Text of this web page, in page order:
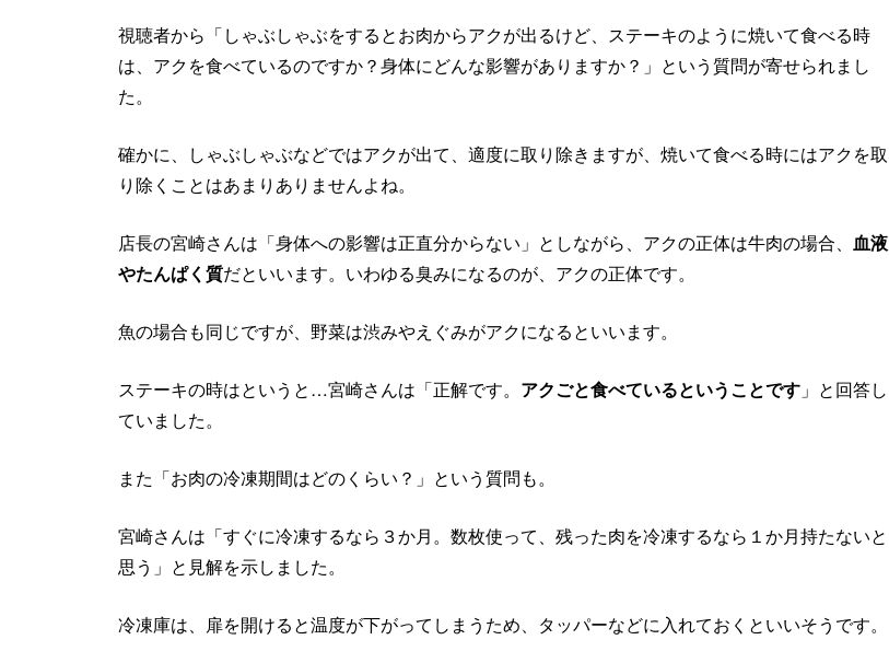
視聴者から「しゃぶしゃぶをするとお肉からアクが出るけど、ステーキのように焼いて食べる時
は、アクを食べているのですか？身体にどんな影響がありますか？」という質問が寄せられまし
た。
確かに、しゃぶしゃぶなどではアクが出て、適度に取り除きますが、焼いて食べる時にはアクを取
り除くことはあまりありませんよね。
店長の宮崎さんは「身体への影響は正直分からない」としながら、アクの正体は牛肉の場合、 血液
やたんぱく質だといいます。いわゆる臭みになるのが、アクの正体です。
魚の場合も同じですが、野菜は渋みやえぐみがアクになるといいます。
ステーキの時はというと…宮崎さんは「正解です。 アクごと食べているということです」と回答し
ていました。
また「お肉の冷凍期間はどのくらい？」という質問も。
宮崎さんは「すぐに冷凍するなら３か月。数枚使って、残った肉を冷凍するなら１か月持たないと
思う」と見解を示しました。
冷凍庫は、扉を開けると温度が下がってしまうため、タッパーなどに入れておくといいそうです。